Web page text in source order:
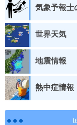
気象予報士
世界天気
地震情報
熱中症情報